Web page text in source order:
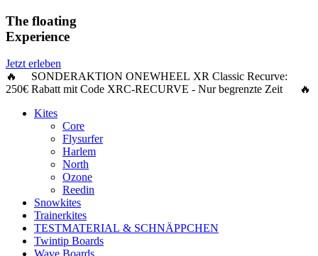
The floating
Experience
Jetzt erleben
🔥 SONDERAKTION ONEWHEEL XR Classic Recurve:
250€ Rabattmit Code XRC-RECURVE - Nur begrenzte Zeit 🔥
Kites
Core
Flysurfer
Harlem
North
Ozone
Reedin
Snowkites
Trainerkites
TESTMATERIAL & SCHNÄPPCHEN
Twintip Boards